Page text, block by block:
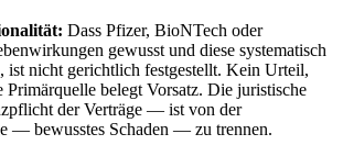
Dass Pfizer, BioNTech oder
gewusst und diese systematisch
ist nicht gerichtlich festgestellt. Kein Urteil,
Primärquelle belegt Vorsatz. Die juristische
der Verträge — ist von der
— bewusstes Schaden — zu trennen.